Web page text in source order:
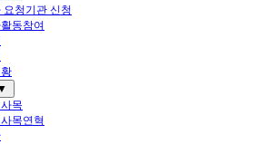
요청기관 신청
동참여
목
목연혁